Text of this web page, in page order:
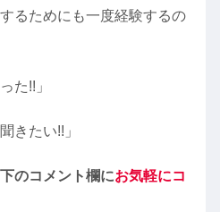
るためにも一度経験するの
た!!」
きたい!!」
のコメント欄にお気軽にコ